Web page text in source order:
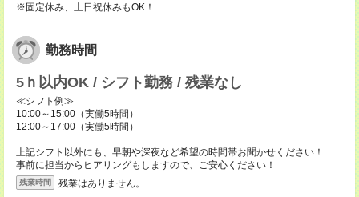
※固定休み、土日祝休みもOK！
勤務時間
5ｈ以内OK / シフト勤務 / 残業なし
≪シフト例≫
10:00～15:00（実働5時間）
12:00～17:00（実働5時間）
上記シフト以外にも、早朝や深夜など希望の時間帯お聞かせください！
事前に担当からヒアリングもしますので、ご安心ください！
残業時間 残業はありません。